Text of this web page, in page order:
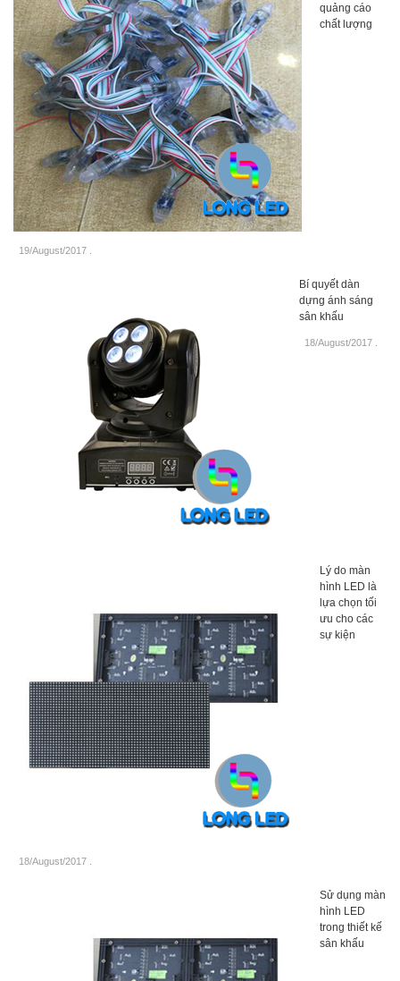
quảng cáo
chất lượng
19/August/2017
Bí quyết dàn
dựng ánh sáng
sân khấu
18/August/2017
Lý do màn
hình LED là
lựa chọn tối
ưu cho các
sự kiện
18/August/2017
Sử dụng màn
hình LED
trong thiết kế
sân khấu